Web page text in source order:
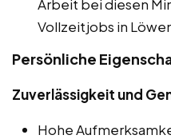
Arbeit bei diesen
Vollzeitjobs in
Persönliche
Zuverlässigkeit und
Hohe